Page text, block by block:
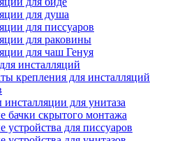
для душа
для писсуаров
для раковины
для чаш Генуя
инсталляций
крепления для инсталляций
для унитаза
бачки скрытого монтажа
для писсуаров